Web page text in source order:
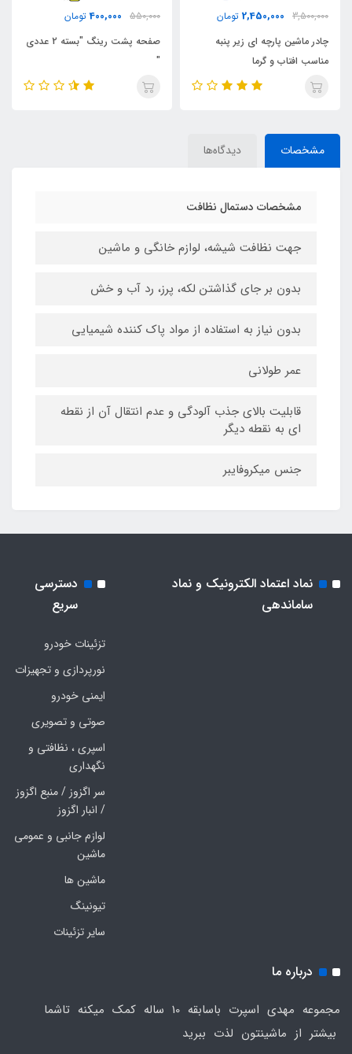
550,000
400,000 تومان
"
350,000
200,000 تومان
پک استیکر برچسب
مشخصات دیدگاه‌ها
مشخصات دستمال نظافت
جهت نظافت شیشه، لوازم خانگی و ماشین
بدون بر جای گذاشتن لکه، پرز، رد آب و خش
بدون نیاز به استفاده از مواد پاک کننده شیمیایی
عمر طولانی
قابلیت بالای جذب آلودگی و عدم انتقال آن از نقطه
ای به نقطه دیگر
جنس میکروفایبر
نماد اعتماد الکترونیک و نماد
ساماندهی
دسترسی
سریع
تزئینات خودرو
نورپردازی و تجهیزات
ایمنی خودرو
صوتی و تصویری
اسپری ، نظافتی و
نگهداری
سر اگزوز / منبع اگزوز
/ انبار اگزوز
لوازم جانبی و عمومی
ماشین
ماشین ها
تیونینگ
سایر تزئینات
درباره ما
مجموعه مهدی اسپرت باسابقه 10 ساله کمک میکنه تاشما
بیشتر از ماشینتون لذت ببرید